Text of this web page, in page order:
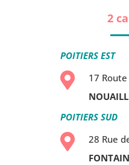
2
POITIERS EST

17
POITIERS SUD

28 Rue